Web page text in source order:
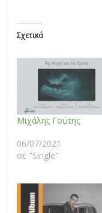
Σχετικά
Μιχάλης Γούτης
06/07/2021
σε "Single"